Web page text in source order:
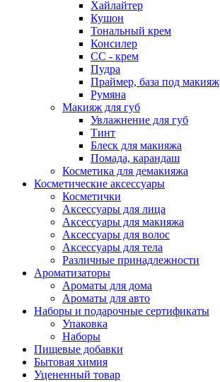
Хайлайтер
Кушон
Тональный крем
Консилер
СС - крем
Пудра
Праймер, база под макияж
Румяна
Макияж для губ
Увлажнение для губ
Тинт
Блеск для макияжа
Помада, карандаш
Косметика для демакияжа
Косметические аксессуары
Косметички
Аксессуары для лица
Аксессуары для макияжа
Аксессуары для волос
Аксессуары для тела
Различные принадлежности
Ароматизаторы
Ароматы для дома
Ароматы для авто
Наборы и подарочные сертификаты
Упаковка
Наборы
Пищевые добавки
Бытовая химия
Уцененный товар